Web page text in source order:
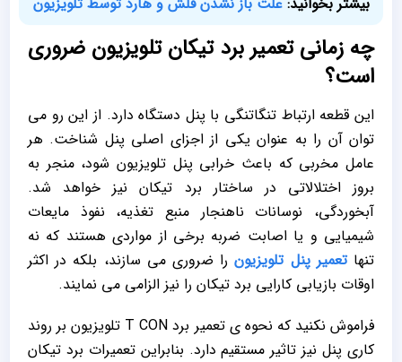
چه زمانی تعمیر برد تیکان تلویزیون ضروری
است؟
این قطعه ارتباط تنگاتنگی با پنل دستگاه دارد. از این رو می
توان آن را به عنوان یکی از اجزای اصلی پنل شناخت. هر
عامل مخربی که باعث خرابی پنل تلویزیون شود، منجر به
بروز اختلالاتی در ساختار برد تیکان نیز خواهد شد.
آبخوردگی، نوسانات ناهنجار منبع تغذیه، نفوذ مایعات
شیمیایی و یا اصابت ضربه برخی از مواردی هستند که نه
تنهاتعمیر پنل تلویزیونرا ضروری می سازند، بلکه در اکثر
اوقات بازیابی کارایی برد تیکان را نیز الزامی می نمایند.
فراموش نکنید که نحوه ی تعمیر برد T CON تلویزیون بر روند
کاری پنل نیز تاثیر مستقیم دارد. بنابراین تعمیرات برد تیکان